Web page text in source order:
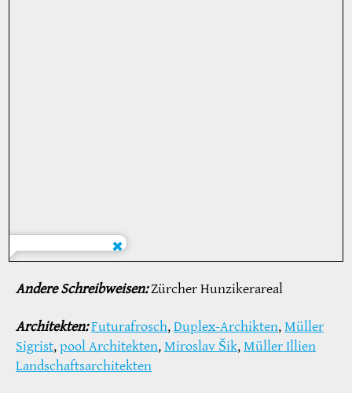
Andere Schreibweisen:Zürcher Hunzikerareal
Architekten:Futurafrosch,Duplex-Archikten,Müller
Sigrist,pool Architekten,Miroslav Šik,Müller Illien
Landschaftsarchitekten